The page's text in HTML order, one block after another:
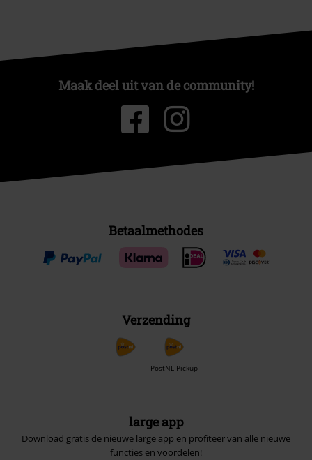
Maak deel uit van de community!
Betaalmethodes
Verzending
PostNL Pickup
large app
Download gratis de nieuwe large app en profiteer van alle nieuwe
functies en voordelen!